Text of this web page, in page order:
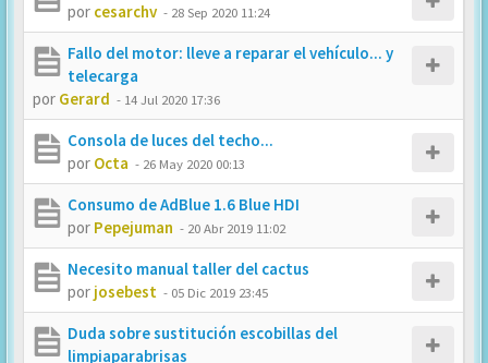
por cesarchv - 28 Sep 2020 11:24
Fallo del motor: lleve a reparar el vehículo... y
telecarga
por Gerard - 14 Jul 2020 17:36
Consola de luces del techo...
por Octa - 26 May 2020 00:13
Consumo de AdBlue 1.6 Blue HDI
por Pepejuman - 20 Abr 2019 11:02
Necesito manual taller del cactus
por josebest - 05 Dic 2019 23:45
Duda sobre sustitución escobillas del
limpiaparabrisas